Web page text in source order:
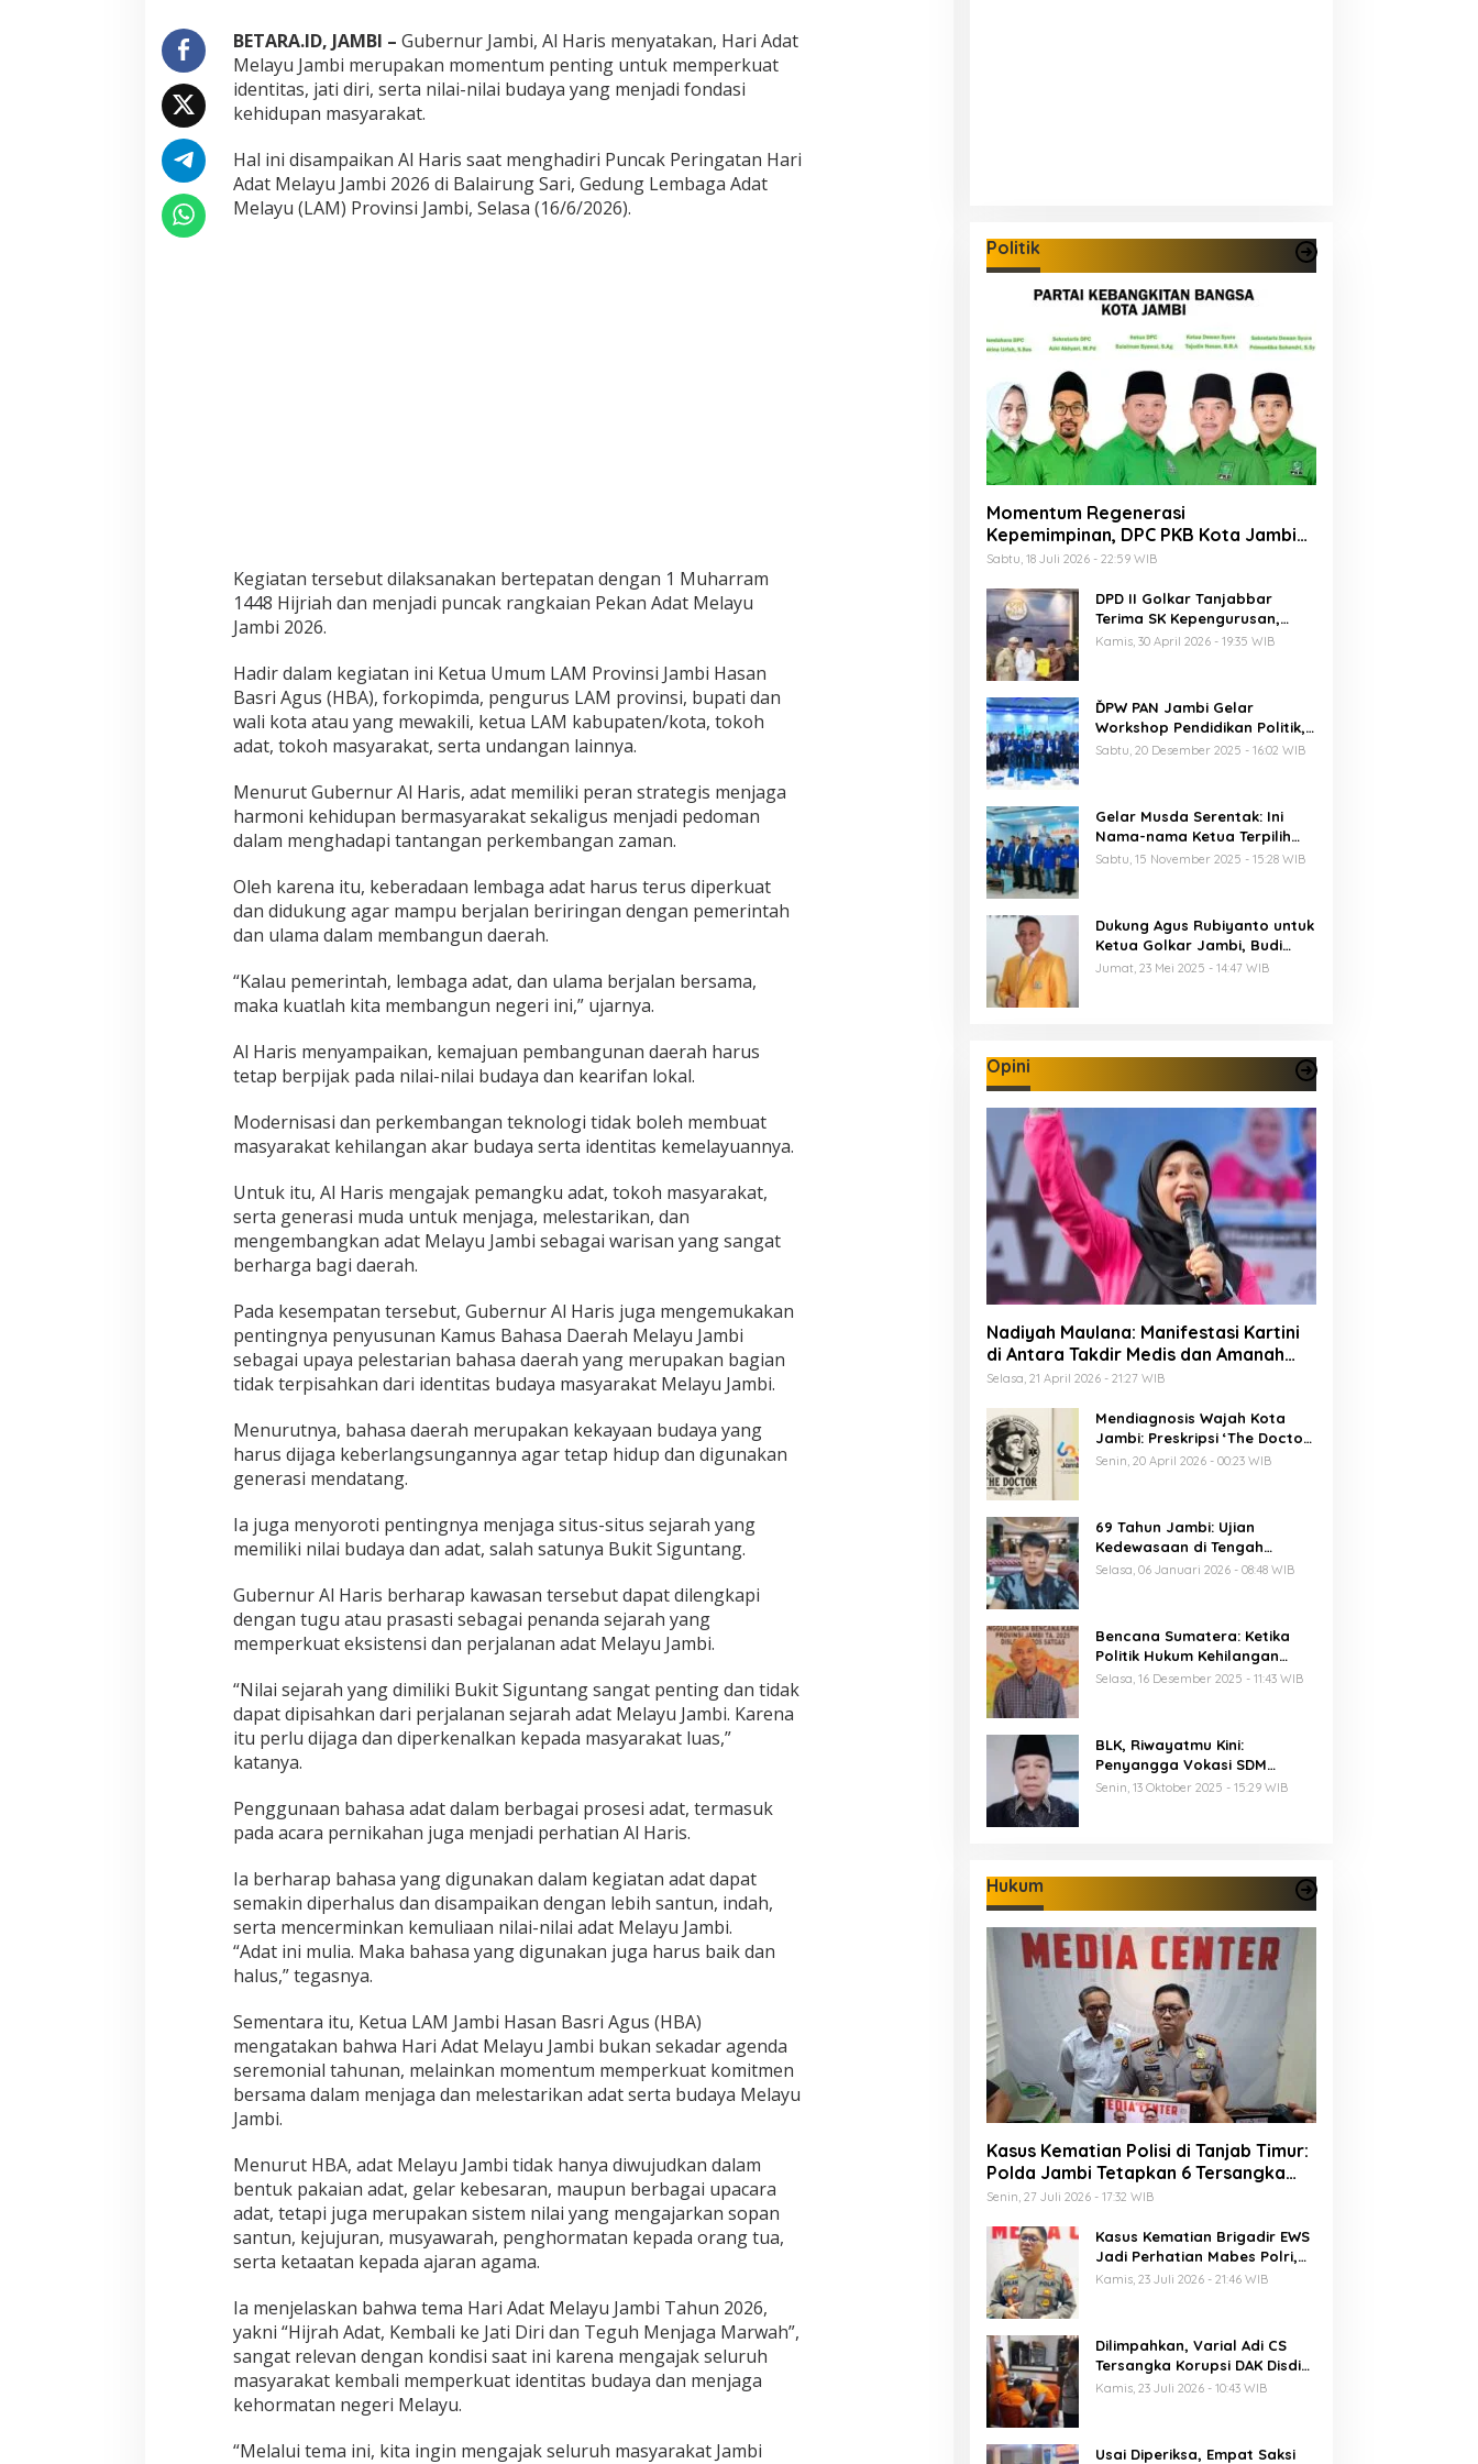
J
a
t
i
D
r
i
d
a
l
a
y
u
a
m
b
i
BETARA.ID, JAMBI – Gubernur Jambi, Al Haris menyatakan, Hari Adat
Melayu Jambi merupakan momentum penting untuk memperkuat
identitas, jati diri, serta nilai-nilai budaya yang menjadi fondasi
kehidupan masyarakat.
Hal ini disampaikan Al Haris saat menghadiri Puncak Peringatan Hari
Adat Melayu Jambi 2026 di Balairung Sari, Gedung Lembaga Adat
Melayu (LAM) Provinsi Jambi, Selasa (16/6/2026).
Kegiatan tersebut dilaksanakan bertepatan dengan 1 Muharram
1448 Hijriah dan menjadi puncak rangkaian Pekan Adat Melayu
Jambi 2026.
Hadir dalam kegiatan ini Ketua Umum LAM Provinsi Jambi Hasan
Basri Agus (HBA), forkopimda, pengurus LAM provinsi, bupati dan
wali kota atau yang mewakili, ketua LAM kabupaten/kota, tokoh
adat, tokoh masyarakat, serta undangan lainnya.
Menurut Gubernur Al Haris, adat memiliki peran strategis menjaga
harmoni kehidupan bermasyarakat sekaligus menjadi pedoman
dalam menghadapi tantangan perkembangan zaman.
Oleh karena itu, keberadaan lembaga adat harus terus diperkuat
dan didukung agar mampu berjalan beriringan dengan pemerintah
dan ulama dalam membangun daerah.
“Kalau pemerintah, lembaga adat, dan ulama berjalan bersama,
maka kuatlah kita membangun negeri ini,” ujarnya.
Al Haris menyampaikan, kemajuan pembangunan daerah harus
tetap berpijak pada nilai-nilai budaya dan kearifan lokal.
Modernisasi dan perkembangan teknologi tidak boleh membuat
masyarakat kehilangan akar budaya serta identitas kemelayuannya.
Untuk itu, Al Haris mengajak pemangku adat, tokoh masyarakat,
serta generasi muda untuk menjaga, melestarikan, dan
mengembangkan adat Melayu Jambi sebagai warisan yang sangat
berharga bagi daerah.
Pada kesempatan tersebut, Gubernur Al Haris juga mengemukakan
pentingnya penyusunan Kamus Bahasa Daerah Melayu Jambi
sebagai upaya pelestarian bahasa daerah yang merupakan bagian
tidak terpisahkan dari identitas budaya masyarakat Melayu Jambi.
Menurutnya, bahasa daerah merupakan kekayaan budaya yang
harus dijaga keberlangsungannya agar tetap hidup dan digunakan
generasi mendatang.
Ia juga menyoroti pentingnya menjaga situs-situs sejarah yang
memiliki nilai budaya dan adat, salah satunya Bukit Siguntang.
Gubernur Al Haris berharap kawasan tersebut dapat dilengkapi
dengan tugu atau prasasti sebagai penanda sejarah yang
memperkuat eksistensi dan perjalanan adat Melayu Jambi.
“Nilai sejarah yang dimiliki Bukit Siguntang sangat penting dan tidak
dapat dipisahkan dari perjalanan sejarah adat Melayu Jambi. Karena
itu perlu dijaga dan diperkenalkan kepada masyarakat luas,”
katanya.
Penggunaan bahasa adat dalam berbagai prosesi adat, termasuk
pada acara pernikahan juga menjadi perhatian Al Haris.
Ia berharap bahasa yang digunakan dalam kegiatan adat dapat
semakin diperhalus dan disampaikan dengan lebih santun, indah,
serta mencerminkan kemuliaan nilai-nilai adat Melayu Jambi.
“Adat ini mulia. Maka bahasa yang digunakan juga harus baik dan
halus,” tegasnya.
Sementara itu, Ketua LAM Jambi Hasan Basri Agus (HBA)
mengatakan bahwa Hari Adat Melayu Jambi bukan sekadar agenda
seremonial tahunan, melainkan momentum memperkuat komitmen
bersama dalam menjaga dan melestarikan adat serta budaya Melayu
Jambi.
Menurut HBA, adat Melayu Jambi tidak hanya diwujudkan dalam
bentuk pakaian adat, gelar kebesaran, maupun berbagai upacara
adat, tetapi juga merupakan sistem nilai yang mengajarkan sopan
santun, kejujuran, musyawarah, penghormatan kepada orang tua,
serta ketaatan kepada ajaran agama.
Ia menjelaskan bahwa tema Hari Adat Melayu Jambi Tahun 2026,
yakni “Hijrah Adat, Kembali ke Jati Diri dan Teguh Menjaga Marwah”,
sangat relevan dengan kondisi saat ini karena mengajak seluruh
masyarakat kembali memperkuat identitas budaya dan menjaga
kehormatan negeri Melayu.
“Melalui tema ini, kita ingin mengajak seluruh masyarakat Jambi
Politik
Momentum Regenerasi
Kepemimpinan, DPC PKB Kota Jambi
Siap Sukseskan Harlah PKB ke-28
Sabtu, 18 Juli 2026 - 22:59 WIB
DPD II Golkar Tanjabbar
Terima SK Kepengurusan,
Perdana di Jambi Pasca
Kamis, 30 April 2026 - 19:35 WIB
ĎPW PAN Jambi Gelar
Workshop Pendidikan Politik,
Al Haris Ajak Kader Perkuat
Sabtu, 20 Desember 2025 - 16:02 WIB
Gelar Musda Serentak: Ini
Nama-nama Ketua Terpilih
DPD PAN di Jambi
Sabtu, 15 November 2025 - 15:28 WIB
Dukung Agus Rubiyanto untuk
Ketua Golkar Jambi, Budi
Setiawan: Regenerasi
Jumat, 23 Mei 2025 - 14:47 WIB
Opini
Nadiyah Maulana: Manifestasi Kartini
di Antara Takdir Medis dan Amanah
Publik
Selasa, 21 April 2026 - 21:27 WIB
Mendiagnosis Wajah Kota
Jambi: Preskripsi ‘The Doctor’
Menuju 625 Tahun Tanah Pilih
Senin, 20 April 2026 - 00:23 WIB
69 Tahun Jambi: Ujian
Kedewasaan di Tengah
Keterbatasan Anggaran
Selasa, 06 Januari 2026 - 08:48 WIB
Bencana Sumatera: Ketika
Politik Hukum Kehilangan
Arah dan Negara Kehilangan
Selasa, 16 Desember 2025 - 11:43 WIB
BLK, Riwayatmu Kini:
Penyangga Vokasi SDM
Provinsi Jambi
Senin, 13 Oktober 2025 - 15:29 WIB
Hukum
Kasus Kematian Polisi di Tanjab Timur:
Polda Jambi Tetapkan 6 Tersangka
Termasuk 5 Anggota Polri
Senin, 27 Juli 2026 - 17:32 WIB
Kasus Kematian Brigadir EWS
Jadi Perhatian Mabes Polri,
Polda Jambi Periksa 18 Saksi
Kamis, 23 Juli 2026 - 21:46 WIB
Dilimpahkan, Varial Adi CS
Tersangka Korupsi DAK Disdik
Provinsi Jambi Senilai 21 M
Kamis, 23 Juli 2026 - 10:43 WIB
Usai Diperiksa, Empat Saksi